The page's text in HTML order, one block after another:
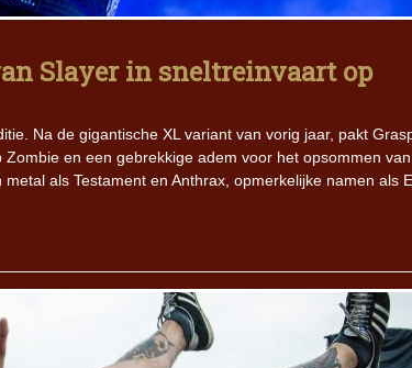
Slayer in sneltreinvaart op
Na de gigantische XL variant van vorig jaar, pakt
en een gebrekkige adem voor het opsommen van
als Testament en Anthrax, opmerkelijke namen als